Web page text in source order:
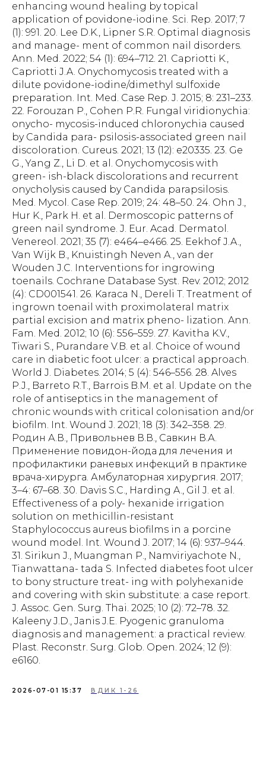
enhancing wound healing by topical
application of povidone-iodine. Sci. Rep. 2017; 7
(1): 991. 20. Lee D.K., Lipner S.R. Optimal diagnosis
and manage- ment of common nail disorders.
Ann. Med. 2022; 54 (1): 694–712. 21. Capriotti K.,
Capriotti J.A. Onychomycosis treated with a
dilute povidone-iodine/dimethyl sulfoxide
preparation. Int. Med. Case Rep. J. 2015; 8: 231–233.
22. Forouzan P., Cohen P.R. Fungal viridionychia:
onycho- mycosis-induced chloronychia caused
by Candida para- psilosis-associated green nail
discoloration. Cureus. 2021; 13 (12): e20335. 23. Ge
G., Yang Z., Li D. et al. Onychomycosis with
green- ish-black discolorations and recurrent
onycholysis caused by Candida parapsilosis.
Med. Mycol. Case Rep. 2019; 24: 48–50. 24. Ohn J.,
Hur K., Park H. et al. Dermoscopic patterns of
green nail syndrome. J. Eur. Acad. Dermatol.
Venereol. 2021; 35 (7): e464–e466. 25. Eekhof J.A.,
Van Wijk B., Knuistingh Neven A., van der
Wouden J.C. Interventions for ingrowing
toenails. Cochrane Database Syst. Rev. 2012; 2012
(4): CD001541. 26. Karaca N., Dereli T. Treatment of
ingrown toenail with proximolateral matrix
partial excision and matrix pheno- lization. Ann.
Fam. Med. 2012; 10 (6): 556–559. 27. Kavitha K.V.,
Tiwari S., Purandare V.B. et al. Choice of wound
care in diabetic foot ulcer: a practical approach.
World J. Diabetes. 2014; 5 (4): 546–556. 28. Alves
P.J., Barreto R.T., Barrois B.M. et al. Update on the
role of antiseptics in the management of
chronic wounds with critical colonisation and/or
biofilm. Int. Wound J. 2021; 18 (3): 342–358. 29.
Родин А.В., Привольнев В.В., Савкин В.А.
Применение повидон-йода для лечения и
профилактики раневых инфекций в практике
врача-хирурга. Амбулаторная хирургия. 2017;
3–4: 67–68. 30. Davis S.C., Harding A., Gil J. et al.
Effectiveness of a poly- hexanide irrigation
solution on methicillin-resistant
Staphylococcus aureus biofilms in a porcine
wound model. Int. Wound J. 2017; 14 (6): 937–944.
31. Sirikun J., Muangman P., Namviriyachote N.,
Tianwattana- tada S. Infected diabetes foot ulcer
to bony structure treat- ing with polyhexanide
and covering with skin substitute: a case report.
J. Assoc. Gen. Surg. Thai. 2025; 10 (2): 72–78. 32.
Kaleeny J.D., Janis J.E. Pyogenic granuloma
diagnosis and management: a practical review.
Plast. Reconstr. Surg. Glob. Open. 2024; 12 (9):
e6160.
2026-07-01 15:37 ВДИК 1-26